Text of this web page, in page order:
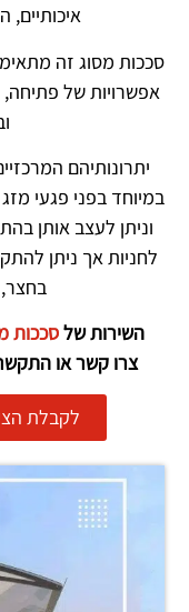
סככות מסוג זה
אפשרויות של פתיחה,
יתרונותיהם
במיוחד בפני פגעי
וניתן לעצב אותן
לחניות אך ניתן
השירות שלסככות
צרו קשר או
לקבלת